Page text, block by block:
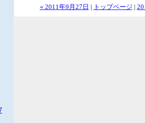
« 2011年9月27日 トップページ